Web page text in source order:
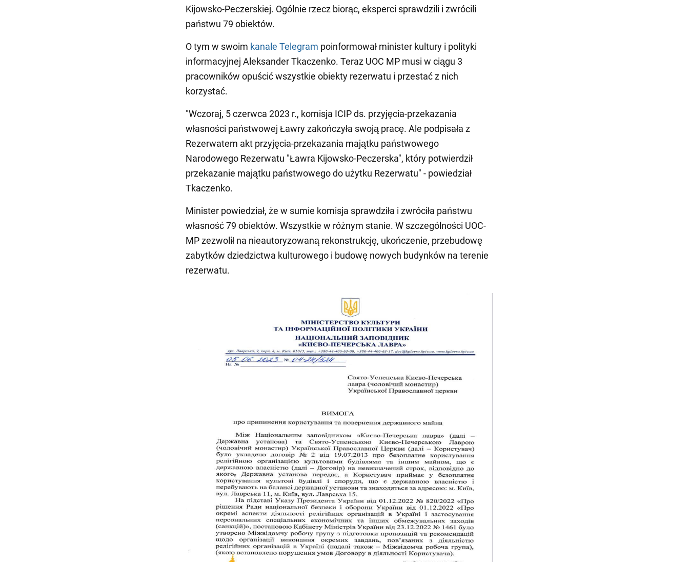
Kijowsko-Peczerskiej. Ogólnie rzecz biorąc, eksperci sprawdzili i zwrócili
państwu 79 obiektów.
O tym w swoim kanale Telegram poinformował minister kultury i polityki
informacyjnej Aleksander Tkaczenko. Teraz UOC MP musi w ciągu 3
pracowników opuścić wszystkie obiekty rezerwatu i przestać z nich
korzystać.
"Wczoraj, 5 czerwca 2023 r., komisja ICIP ds. przyjęcia-przekazania
własności państwowej Ławry zakończyła swoją pracę. Ale podpisała z
Rezerwatem akt przyjęcia-przekazania majątku państwowego
Narodowego Rezerwatu "Ławra Kijowsko-Peczerska", który potwierdził
przekazanie majątku państwowego do użytku Rezerwatu" - powiedział
Tkaczenko.
Minister powiedział, że w sumie komisja sprawdziła i zwróciła państwu
własność 79 obiektów. Wszystkie w różnym stanie. W szczególności UOC-
MP zezwolił na nieautoryzowaną rekonstrukcję, ukończenie, przebudowę
zabytków dziedzictwa kulturowego i budowę nowych budynków na terenie
rezerwatu.